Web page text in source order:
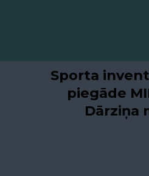
Sporta
piegāde
Dārziņa